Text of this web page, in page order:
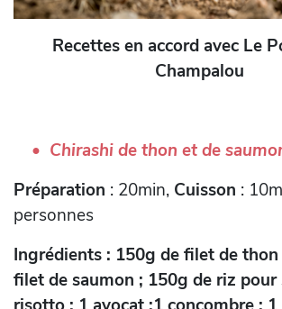
Recettes en accord avec Le
Champalou
Chirashi de thon et de
Préparation : 20min, Cuisson :
personnes
Ingrédients : 150g de filet de
filet de saumon ; 150g de riz